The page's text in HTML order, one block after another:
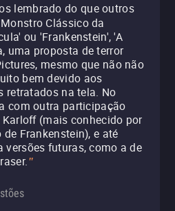
lembrado do que outros
Clássico da
ou 'Frankenstein', 'A
uma proposta de terror
mesmo que não não
bem devido aos
retratados na tela. No
com outra participação
(mais conhecido por
Frankenstein), e até
versões futuras, como a de
"